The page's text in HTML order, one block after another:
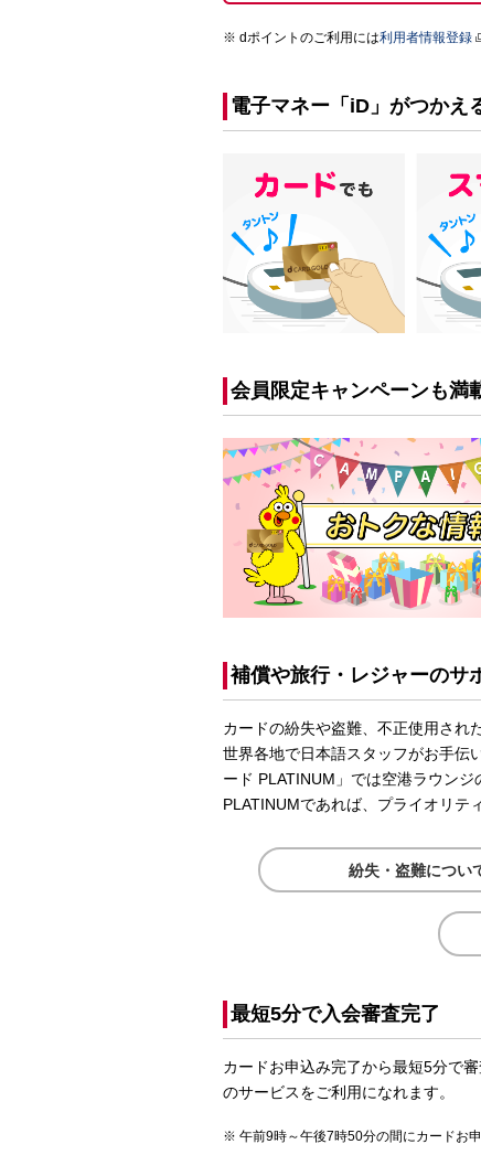
dポイントのご利用には利用者情報登録
電子マネー「iD」がつかえ
会員限定キャンペーンも満
補償や旅行・レジャーのサ
カードの紛失や盗難、不正使用され
世界各地で日本語スタッフがお手伝
ード PLATINUM」では空港ラウン
PLATINUMであれば、プライオリテ
紛失・盗難につい
最短5分で入会審査完了
カードお申込み完了から最短5分で
のサービスをご利用になれます。
午前9時～午後7時50分の間にカードお